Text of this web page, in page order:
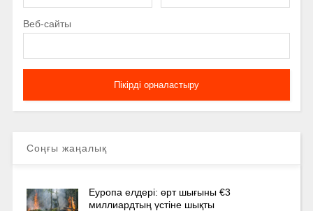
Веб-сайты
Соңғы жаңалық
Еуропа елдері: өрт шығыны €3
миллиардтың үстіне шықты